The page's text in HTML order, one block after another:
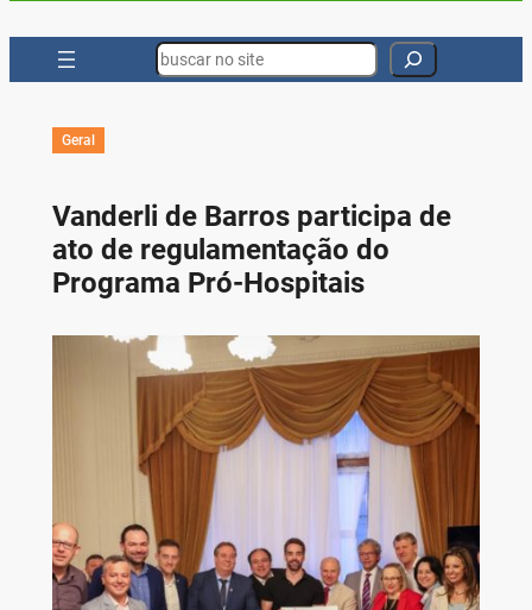
Search
Geral
Vanderli de Barros participa de
ato de regulamentação do
Programa Pró-Hospitais